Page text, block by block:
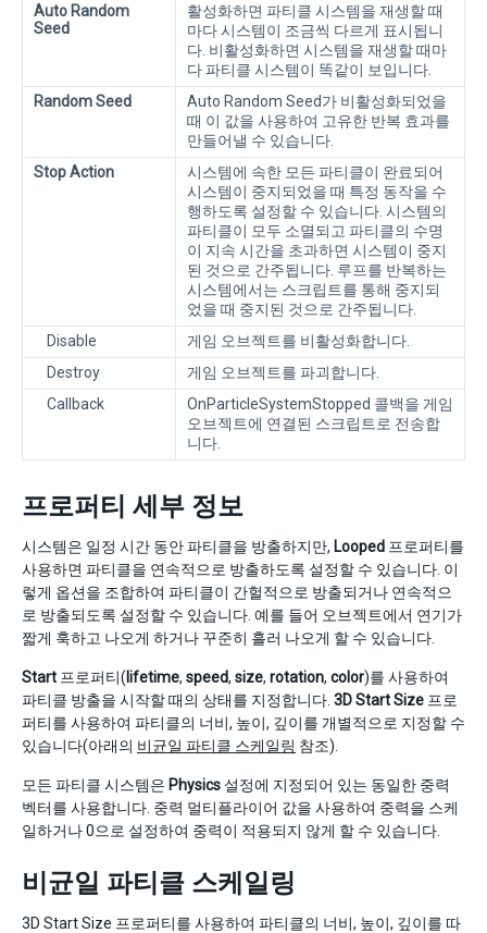
Auto Random
Seed
활성화하면 파티클 시스템을 재생할 때
마다 시스템이 조금씩 다르게 표시됩니
다. 비활성화하면 시스템을 재생할 때마
다 파티클 시스템이 똑같이 보입니다.
Random Seed
Auto Random Seed가 비활성화되었을
때 이 값을 사용하여 고유한 반복 효과를
만들어낼 수 있습니다.
Stop Action
시스템에 속한 모든 파티클이 완료되어
시스템이 중지되었을 때 특정 동작을 수
행하도록 설정할 수 있습니다. 시스템의
파티클이 모두 소멸되고 파티클의 수명
이 지속 시간을 초과하면 시스템이 중지
된 것으로 간주됩니다. 루프를 반복하는
시스템에서는 스크립트를 통해 중지되
었을 때 중지된 것으로 간주됩니다.
Disable
게임 오브젝트를 비활성화합니다.
Destroy
게임 오브젝트를 파괴합니다.
Callback
OnParticleSystemStopped 콜백을 게임
오브젝트에 연결된 스크립트로 전송합
니다.
프로퍼티 세부 정보
시스템은 일정 시간 동안 파티클을 방출하지만, Looped 프로퍼티를
사용하면 파티클을 연속적으로 방출하도록 설정할 수 있습니다. 이
렇게 옵션을 조합하여 파티클이 간헐적으로 방출되거나 연속적으
로 방출되도록 설정할 수 있습니다. 예를 들어 오브젝트에서 연기가
짧게 훅하고 나오게 하거나 꾸준히 흘러 나오게 할 수 있습니다.
Start 프로퍼티( lifetime, speed, size, rotation, color)를 사용하여
파티클 방출을 시작할 때의 상태를 지정합니다. 3D Start Size 프로
퍼티를 사용하여 파티클의 너비, 높이, 깊이를 개별적으로 지정할 수
있습니다(아래의 비균일 파티클 스케일링 참조).
모든 파티클 시스템은 Physics 설정에 지정되어 있는 동일한 중력
벡터를 사용합니다. 중력 멀티플라이어 값을 사용하여 중력을 스케
일하거나 0으로 설정하여 중력이 적용되지 않게 할 수 있습니다.
비균일 파티클 스케일링
3D Start Size 프로퍼티를 사용하여 파티클의 너비, 높이, 깊이를 따